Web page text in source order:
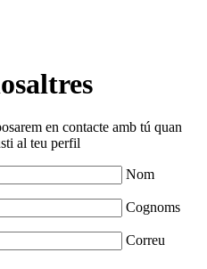
en contacte amb tú quan
al teu perfil
Nom
Cognoms
Correu